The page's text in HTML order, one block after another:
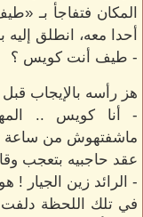
المكان فتفاجأ بـ
أحدا معه، انطلق
- طيف أنت كويس ؟
هز رأسه بالإيجاب
- أنا كويس ..
ماشفتهوش من ساعة
عقد حاجبيه بتعجب
- الرائد زين الجيار !
في تلك اللحظة